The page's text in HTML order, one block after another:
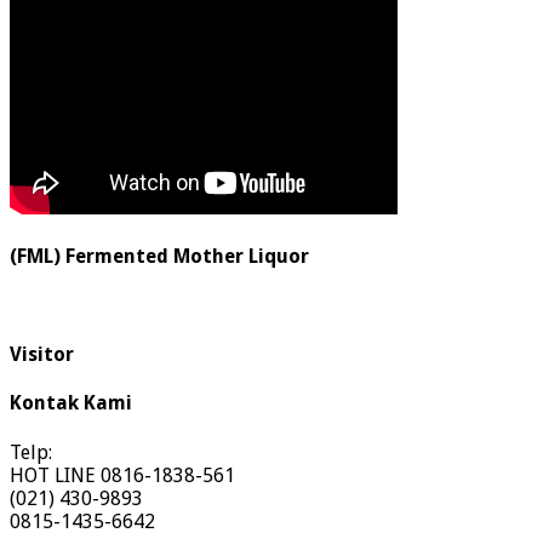
(FML) Fermented Mother Liquor
Visitor
Kontak Kami
Telp:
HOT LINE 0816-1838-561
(021) 430-9893
0815-1435-6642